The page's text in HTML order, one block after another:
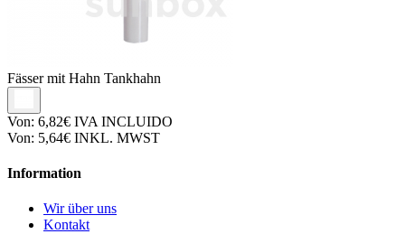
Fässer mit Hahn Tankhahn
Von: 6,82€ IVA INCLUIDO
Von: 5,64€ INKL. MWST
Information
Wir über uns
Kontakt